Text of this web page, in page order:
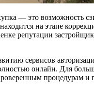
— это возможность
на этапе
репутации
сервисов
онлайн. Для
процедурам и